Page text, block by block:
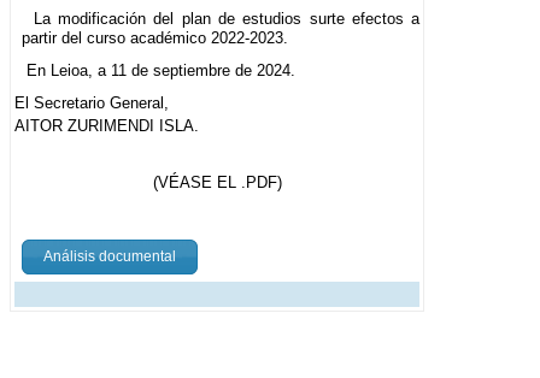
La modificación del plan de estudios surte efectos a
partir del curso académico 2022-2023.
En Leioa, a 11 de septiembre de 2024.
El Secretario General,
AITOR ZURIMENDI ISLA.
(VÉASE EL .PDF)
Análisis documental